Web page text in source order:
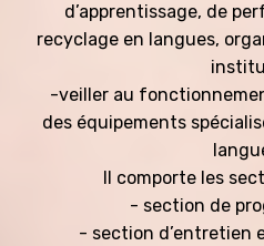
d’apprentissage, de
recyclage en langues,
-veiller au
des équipements
Il comporte les
- section de
- section d’entretien